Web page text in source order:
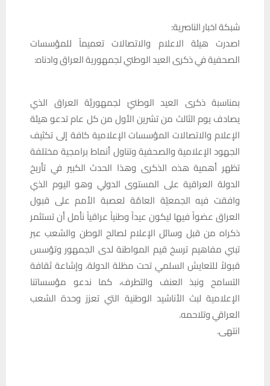
شبكة اخبار الناصرية:
اصدرت هيئة الاعلام والاتصالات تعميماً للمؤسسات
الصحفية في ذكرى العيد الوطني لجمهورية العراق وادناه:
بمناسبة ذكرى العيد الوطنيّ لجمهوريَّة العراق الذي
يصادف يوم الثالث من تشرين الأول من كل عام تدعو هيئة
الإعلام والاتصالات المؤسسات الإعلامية كافة إلى تكثيف
الجهود الإعلامية والصحفية وتناول أنماط برامجية مختلفة
تظهر أهمية هذه الذكرى وهذا الحدث الكبير في تأريخ
الدولة العراقية على المستوى الدولي وهو اليوم الذي
وافقت فيه الجمعيّة العامّة لعصبة الأمم على قبول
العراق عضواً فيها ليكون عيداً وطنياً عراقياً نأمل أن تستثمر
ذكراه من قبل وسائل الإعلام لصالح الوطن والشعب عبر
تبني مفاهيم ترسخ قيم المواطنة لدى الجمهور وتؤسس
قبولاً للتعايش السلمي تحت مظلة الدولة، وإشاعة ثقافة
التسامح ونبذ العنف والتطرف، كما ندعو مؤسساتنا
الإعلامية لبث الأناشيد الوطنية التي تعزز وحدة الشعب
العراقي وتلاحمه.
انتهى.